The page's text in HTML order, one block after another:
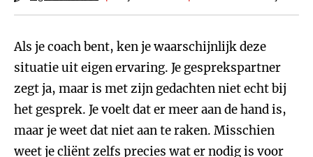
Als je coach bent, ken je waarschijnlijk deze
situatie uit eigen ervaring. Je gesprekspartner
zegt ja, maar is met zijn gedachten niet echt bij
het gesprek. Je voelt dat er meer aan de hand is,
maar je weet dat niet aan te raken. Misschien
weet je cliënt zelfs precies wat er nodig is voor